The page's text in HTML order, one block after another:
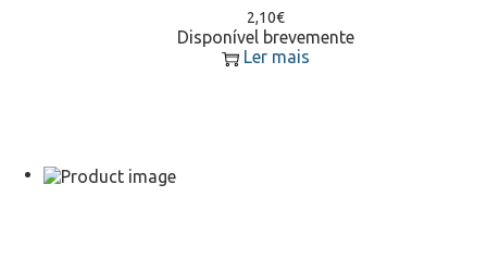
2,10€
Disponível brevemente
Ler mais